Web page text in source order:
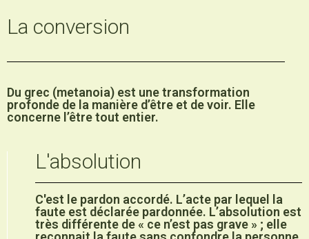
La conversion
Du grec (metanoia) est une transformation
profonde de la manière d’être et de voir. Elle
concerne l’être tout entier.
L'absolution
C'est le pardon accordé. L’acte par lequel la
faute est déclarée pardonnée. L’absolution est
très différente de « ce n’est pas grave » ; elle